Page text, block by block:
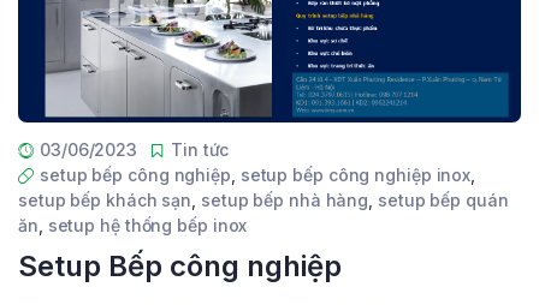
03/06/2023
Tin tức
setup bếp công nghiệp setup bếp công nghiệp inox
setup bếp khách sạn setup bếp nhà hàng setup bếp quán
ăn setup hệ thống bếp inox
Setup Bếp công nghiệp